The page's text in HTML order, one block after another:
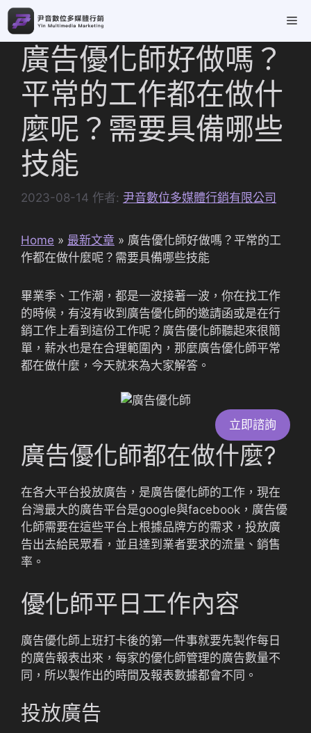
跳
主
廣告優化師好做嗎？
平常的工作都在做什
麼呢？需要具備哪些
技能
2023-08-14 作者: 尹音數位多媒體行銷有限公司
Home » 最新文章 » 廣告優化師好做嗎？平常的工
作都在做什麼呢？需要具備哪些技能
畢業季、工作潮，都是一波接著一波，你在找工作
的時候，有沒有收到廣告優化師的邀請函或是在行
銷工作上看到這份工作呢？廣告優化師聽起來很簡
單，薪水也是在合理範圍內，那麼廣告優化師平常
都在做什麼，今天就來為大家解答。
立即諮詢
廣告優化師都在做什麼?
在各大平台投放廣告，是廣告優化師的工作，現在
台灣最大的廣告平台是google與facebook，廣告優
化師需要在這些平台上根據品牌方的需求，投放廣
告出去給民眾看，並且達到業者要求的流量、銷售
率。
優化師平日工作內容
廣告優化師上班打卡後的第一件事就要先製作每日
的廣告報表出來，每家的優化師管理的廣告數量不
同，所以製作出的時間及報表數據都會不同。
投放廣告